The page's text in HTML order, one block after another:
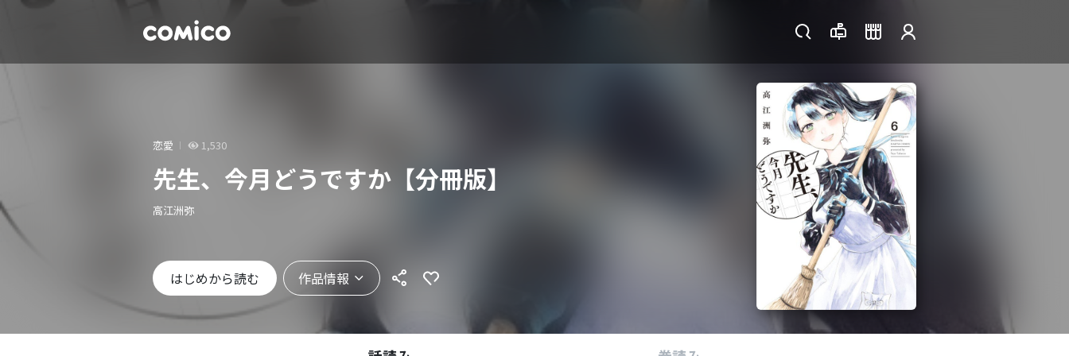
恋愛 1,530
先生、今月どうですか【分冊版】
高江洲弥
はじめから読む 作品情報